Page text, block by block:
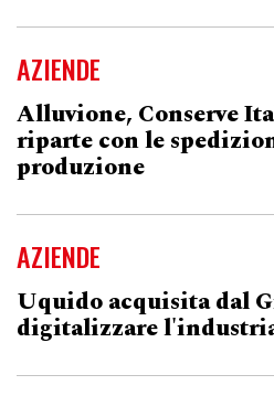
AZIENDE
Alluvione, Conserve
riparte con le
produzione
AZIENDE
Uquido acquisita dal
digitalizzare